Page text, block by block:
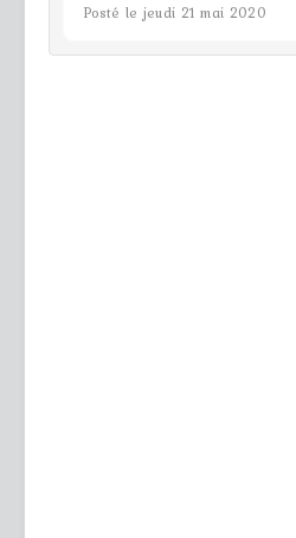
Posté le jeudi 21 mai 2020